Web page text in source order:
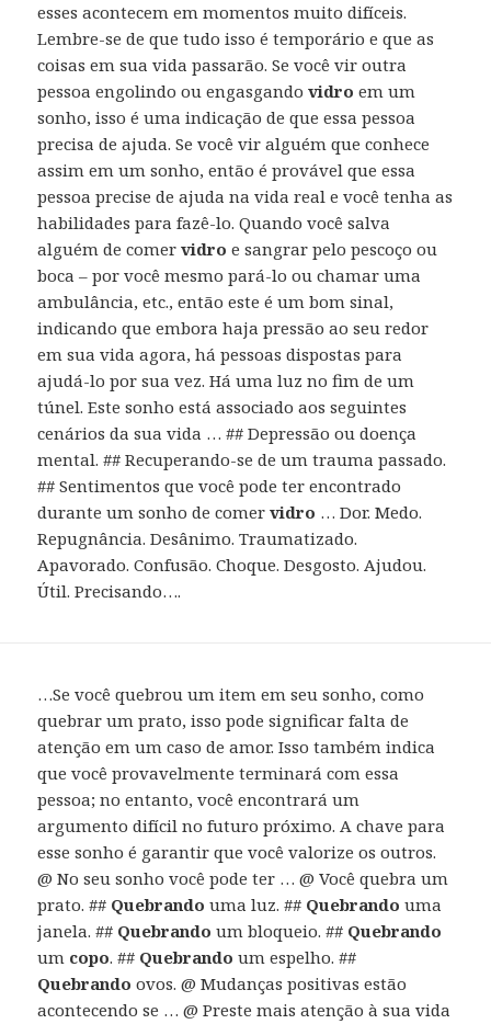
esses acontecem em momentos muito difíceis.
Lembre-se de que tudo isso é temporário e que as
coisas em sua vida passarão. Se você vir outra
pessoa engolindo ou engasgandovidro em um
sonho, isso é uma indicação de que essa pessoa
precisa de ajuda. Se você vir alguém que conhece
assim em um sonho, então é provável que essa
pessoa precise de ajuda na vida real e você tenha as
habilidades para fazê-lo. Quando você salva
alguém de comervidro e sangrar pelo pescoço ou
boca – por você mesmo pará-lo ou chamar uma
ambulância, etc., então este é um bom sinal,
indicando que embora haja pressão ao seu redor
em sua vida agora, há pessoas dispostas para
ajudá-lo por sua vez. Há uma luz no fim de um
túnel. Este sonho está associado aos seguintes
cenários da sua vida … ## Depressão ou doença
mental. ## Recuperando-se de um trauma passado.
## Sentimentos que você pode ter encontrado
durante um sonho de comervidro … Dor. Medo.
Repugnância. Desânimo. Traumatizado.
Apavorado. Confusão. Choque. Desgosto. Ajudou.
Útil. Precisando….
…Se você quebrou um item em seu sonho, como
quebrar um prato, isso pode significar falta de
atenção em um caso de amor. Isso também indica
que você provavelmente terminará com essa
pessoa; no entanto, você encontrará um
argumento difícil no futuro próximo. A chave para
esse sonho é garantir que você valorize os outros.
@ No seu sonho você pode ter … @ Você quebra um
prato. ## Quebrando uma luz. ## Quebrando uma
janela. ## Quebrando um bloqueio. ## Quebrando
um copo. ## Quebrando um espelho. ##
Quebrando ovos. @ Mudanças positivas estão
acontecendo se … @ Preste mais atenção à sua vida